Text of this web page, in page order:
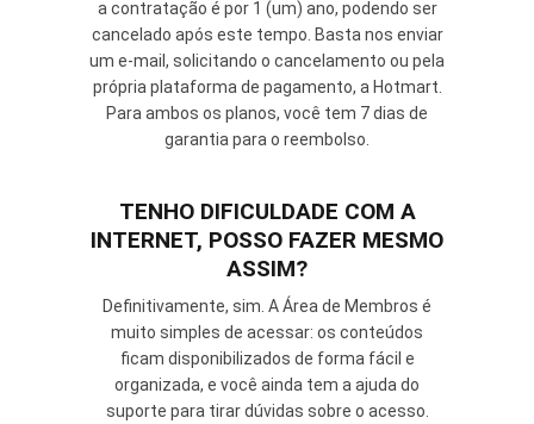
a contratação é por 1 (um) ano, podendo ser
cancelado após este tempo. Basta nos enviar
um e-mail, solicitando o cancelamento ou pela
própria plataforma de pagamento, a Hotmart.
Para ambos os planos, você tem 7 dias de
garantia para o reembolso.
TENHO DIFICULDADE COM A
INTERNET, POSSO FAZER MESMO
ASSIM?
Definitivamente, sim. A Área de Membros é
muito simples de acessar: os conteúdos
ficam disponibilizados de forma fácil e
organizada, e você ainda tem a ajuda do
suporte para tirar dúvidas sobre o acesso.